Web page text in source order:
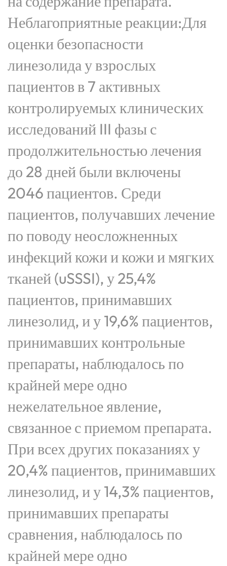
Неблагоприятные реакции:Для
оценки безопасности
линезолида у взрослых
пациентов в 7 активных
контролируемых клинических
исследований III фазы с
продолжительностью лечения
до 28 дней были включены
2046 пациентов. Среди
пациентов, получавших лечение
по поводу неосложненных
инфекций кожи и кожи и мягких
тканей (uSSSI), у 25,4%
пациентов, принимавших
линезолид, и у 19,6% пациентов,
принимавших контрольные
препараты, наблюдалось по
крайней мере одно
нежелательное явление,
связанное с приемом препарата.
При всех других показаниях у
20,4% пациентов, принимавших
линезолид, и у 14,3% пациентов,
принимавших препараты
сравнения, наблюдалось по
крайней мере одно